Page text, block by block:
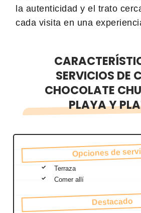
la autenticidad y el trato
cada visita en una
SERVICIOS DE
CHOCOLATE
PLAYA Y
Opciones de
Terraza
Comer allí
Destacado